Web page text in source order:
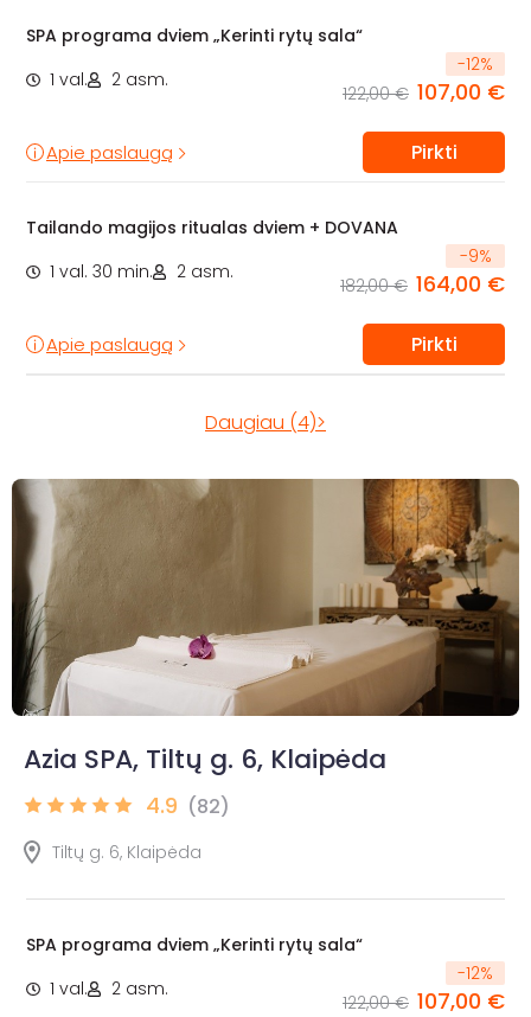
SPA programa dviem „Kerinti rytų sala“
1 val.
2 asm.
-12%
122,00 € 107,00 €
Apie paslaugą Pirkti
Tailando magijos ritualas dviem + DOVANA
1 val. 30 min.
2 asm.
-9%
182,00 € 164,00 €
Apie paslaugą Pirkti
Daugiau (4)>
Azia SPA, Tiltų g. 6, Klaipėda
4.9 (82)
Tiltų g. 6, Klaipėda
SPA programa dviem „Kerinti rytų sala“
1 val.
2 asm.
-12%
122,00 € 107,00 €